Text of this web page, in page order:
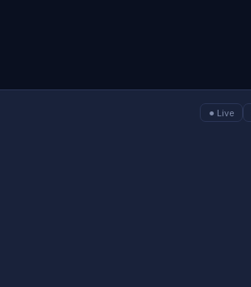
● Live